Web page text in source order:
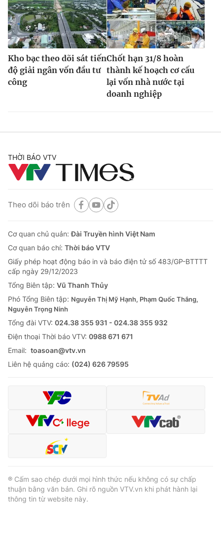
Kho bạc theo dõi sát tiến
độ giải ngân vốn đầu tư
công
Chốt hạn 31/8 hoàn
thành kế hoạch cơ cấu
lại vốn nhà nước tại
doanh nghiệp
THỜI BÁO VTV
Theo dõi báo trên
Cơ quan chủ quản:Đài Truyền hình Việt Nam
Cơ quan báo chí: Thời báo VTV
Giấy phép hoạt động báo in và báo điện tử số 483/GP-BTTTT
cấp ngày 29/12/2023
Tổng Biên tập: Vũ Thanh Thủy
Phó Tổng Biên tập: Nguyễn Thị Mỹ Hạnh, Phạm Quốc Thắng,
Nguyễn Trọng Ninh
Tổng đài VTV: 024.38 355 931 - 024.38 355 932
Ðiện thoại Thời báo VTV: 0988 671 671
Email: toasoan@vtv.vn
Liên hệ quảng cáo: (024) 626 79595
® Cấm sao chép dưới mọi hình thức nếu không có sự chấp
thuận bằng văn bản. Ghi rõ nguồn VTV.vn khi phát hành lại
thông tin từ website này.